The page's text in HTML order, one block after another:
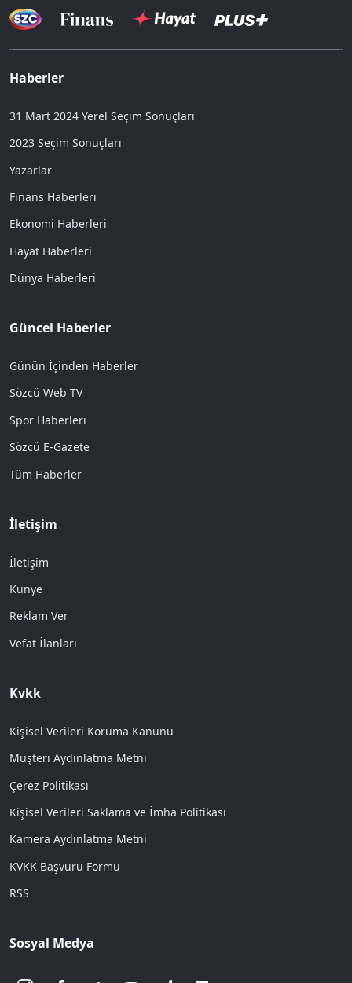
Haberler
31 Mart 2024 Yerel Seçim Sonuçları
2023 Seçim Sonuçları
Yazarlar
Finans Haberleri
Ekonomi Haberleri
Hayat Haberleri
Dünya Haberleri
Güncel Haberler
Günün İçinden Haberler
Sözcü Web TV
Spor Haberleri
Sözcü E-Gazete
Tüm Haberler
İletişim
İletişim
Künye
Reklam Ver
Vefat İlanları
Kvkk
Kişisel Verileri Koruma Kanunu
Müşteri Aydınlatma Metni
Çerez Politikası
Kişisel Verileri Saklama ve İmha Politikası
Kamera Aydınlatma Metni
KVKK Başvuru Formu
RSS
Sosyal Medya